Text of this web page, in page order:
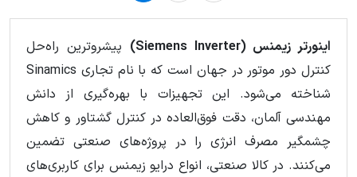
اينورتر زيمنس (Siemens Inverter)
پیشروترین راه‌حل
کنترل دور موتور در جهان است که با نام تجاری Sinamics
شناخته می‌شود. این تجهیزات با بهره‌گیری از دانش
مهندسی آلمان، دقت فوق‌العاده در کنترل گشتاور و کاهش
چشمگیر مصرف انرژی را در پروژه‌های صنعتی تضمین
می‌کنند. در کالا صنعتی، انواع درایو زیمنس برای کاربری‌های